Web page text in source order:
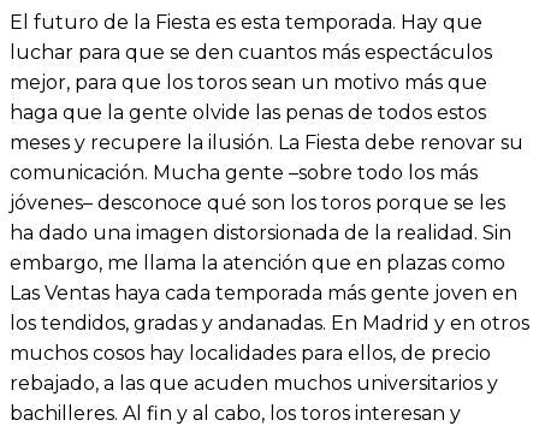
El futuro de la Fiesta es esta temporada. Hay que
luchar para que se den cuantos más espectáculos
mejor, para que los toros sean un motivo más que
haga que la gente olvide las penas de todos estos
meses y recupere la ilusión. La Fiesta debe renovar su
comunicación. Mucha gente –sobre todo los más
jóvenes– desconoce qué son los toros porque se les
ha dado una imagen distorsionada de la realidad. Sin
embargo, me llama la atención que en plazas como
Las Ventas haya cada temporada más gente joven en
los tendidos, gradas y andanadas. En Madrid y en otros
muchos cosos hay localidades para ellos, de precio
rebajado, a las que acuden muchos universitarios y
bachilleres. Al fin y al cabo, los toros interesan y